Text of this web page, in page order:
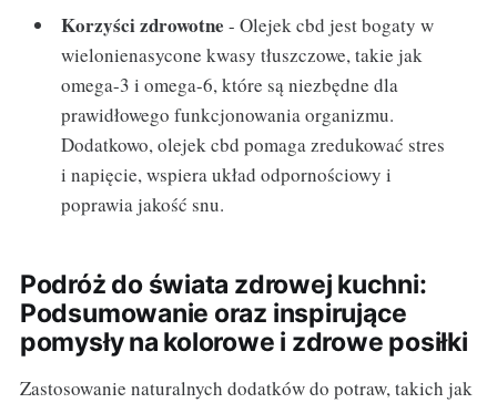
Korzyści zdrowotne - Olejek cbd jest bogaty w
wielonienasycone kwasy tłuszczowe, takie jak
omega-3 i omega-6, które są niezbędne dla
prawidłowego funkcjonowania organizmu.
Dodatkowo, olejek cbd pomaga zredukować stres
i napięcie, wspiera układ odpornościowy i
poprawia jakość snu.
Podróż do świata zdrowej kuchni:
Podsumowanie oraz inspirujące
pomysły na kolorowe i zdrowe posiłki
Zastosowanie naturalnych dodatków do potraw, takich jak